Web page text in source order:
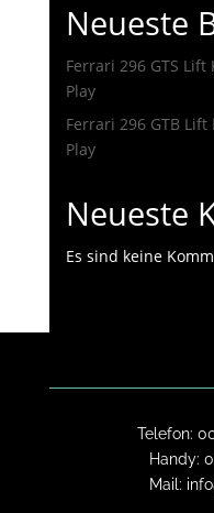
Neueste
Ferrari 296 GTS Lift
Play
Ferrari 296 GTB Lift
Play
Neueste
Es sind keine
Telefon:
Handy:
Mail: